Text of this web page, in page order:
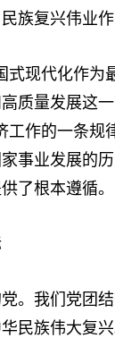
族复兴伟业作
现代化作为
质量发展这
工作的一条规
事业发展的
了根本遵循。
。我们党团
民族伟大复